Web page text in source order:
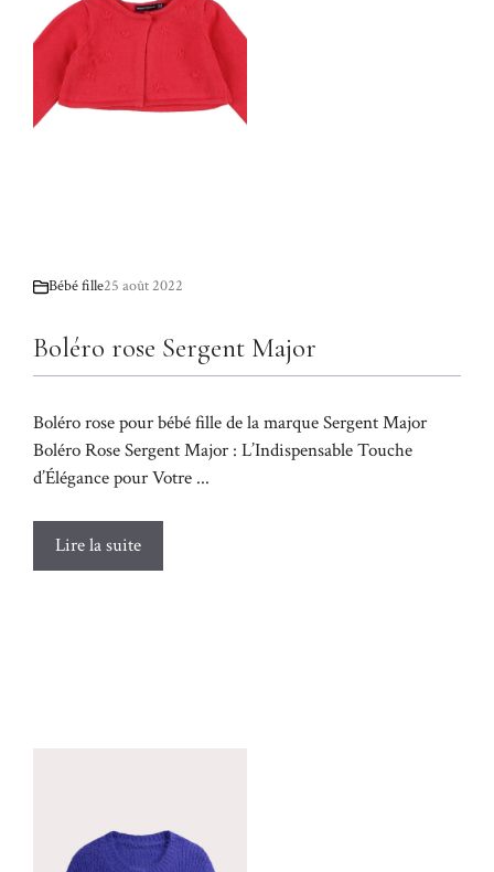
Bébé fille25 août 2022
Boléro rose Sergent Major
Boléro rose pour bébé fille de la marque Sergent Major
Boléro Rose Sergent Major : L’Indispensable Touche
d’Élégance pour Votre ...
Lire la suite